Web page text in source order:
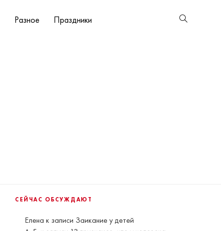
Разное Праздники
СЕЙЧАС ОБСУЖДАЮТ
Елена к записи Заикание у детей